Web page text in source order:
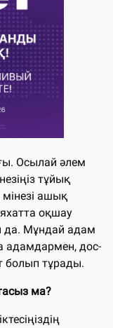
Осылай әлем
тұйық
мінезі ашық
оқшау
да. Мұндай адам
адамдармен, дос-
болып тұрады.
ма?